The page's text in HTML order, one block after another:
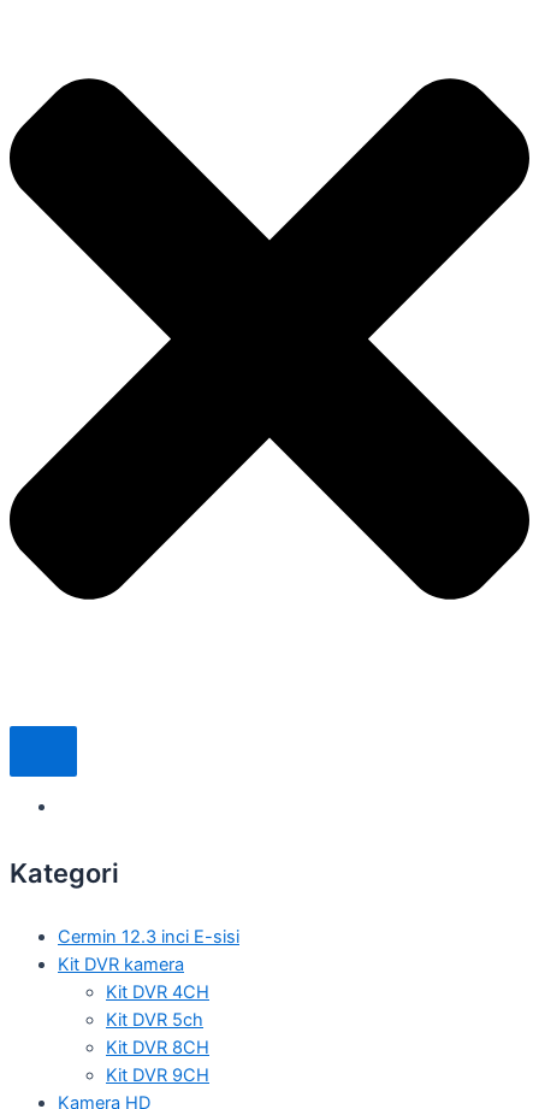
Kategori
Cermin 12.3 inci E-sisi
Kit DVR kamera
Kit DVR 4CH
Kit DVR 5ch
Kit DVR 8CH
Kit DVR 9CH
Kamera HD